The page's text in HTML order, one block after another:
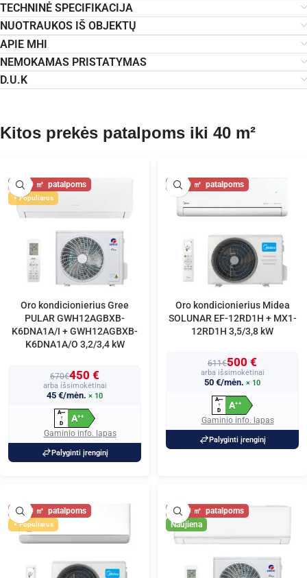
TECHNINĖ SPECIFIKACIJA
NUOTRAUKOS IŠ OBJEKTŲ
APIE MHI
NEMOKAMAS PRISTATYMAS
D.U.K
Kitos prekės patalpoms iki 40 m²
40
Populiarus
Oro kondicionierius Gree
PULAR GWH12AGBXB-
K6DNA1A/I + GWH12AGBXB-
K6DNA1A/O 3,2/3,4 kW
670€450 €
arba išsimokėtinai
45 €/mėn. × 10
A+++
↑
D
A++
Gaminio info. lapas
Palyginti įrenginį
40
Oro kondicionierius Midea
SOLUNAR EF-12RD1H + MX1-
12RD1H 3,5/3,8 kW
611€500 €
arba išsimokėtinai
50 €/mėn. × 10
A+++
↑
D
A++
Gaminio info. lapas
Palyginti įrenginį
40
Populiarus
40
Naujiena